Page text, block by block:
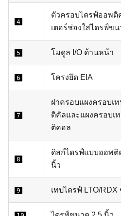
4
ตัวครอบไดรฟ์ออพติ
เตอร์ช่องใส่ไดรฟ์ขน
5 โมดูล I/O ด้านหน้า
6 โครงยึด EIA
7
ฝาครอบแผงครอบเ
ติคัลและแผงครอบเ
ติคอล
8
ดิสก์ไดรฟ์แบบออพติ
นิ้ว
9 เทปไดรฟ์ LTO/